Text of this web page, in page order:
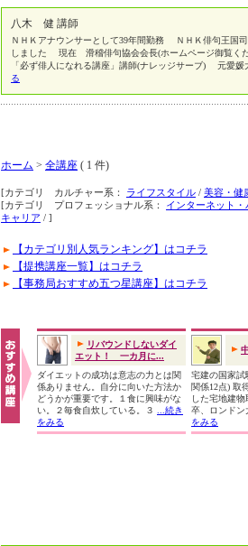
八木 健 講師
ＮＨＫアナウンサーとして39年間勤務 ＮＨＫ俳句王国司
しました 現在 滑稽俳句協会会長(ホームページ御覧
「必ず俳人になれる講座」講師(ナレッジサーブ) 元愛媛
る
ホーム > 全講座 ( 1 件)
[カテゴリ カルチャー系： ライフスタイル / 美容・健
[カテゴリ プロフェッショナル系： インターネット・
キャリア / ]
【カテゴリ別人気ランキング】はコチラ
【提携講座一覧】はコチラ
【事務局おすすめ五つ星講座】はコチラ
リバウンドしないダイ
エット！ 一カ月に...
ダイエットの成功は意志の力とは関
係ありません。自分に向いた方法か
どうかが重要です。１食に興味がな
い。２毎食自炊している。３
...続き
をみる
宅建の国家試
関係12点) 取
した宅地建
卒、ロンドン
をみる